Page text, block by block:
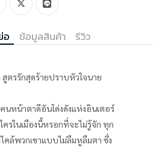
อ ข้อมูลสินค้า รีวิว
ตรรักสุดร้ายปราบหัวใจนาย
นหน้าตาดีอันโด่งดังแห่งอินเตอร์
ครในเมืองนี้หรอกที่จะไม่รู้จัก ทุก
คล้พวกเขาแบบไม่ลืมหูลืมตา ซึ่ง